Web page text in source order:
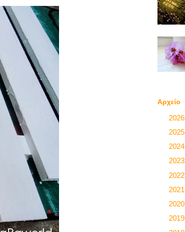
Αρχείο
2026
2025
2024
2023
2022
2021
2020
2019